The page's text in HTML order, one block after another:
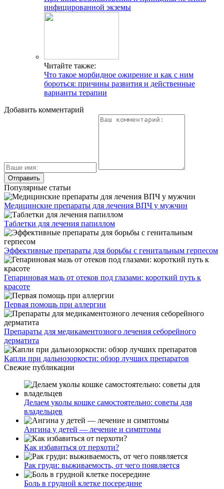
инфицированной экземы
Читайте также:
Что такое морбидное ожирение и как с ним
бороться: причины развития и действенные
варианты терапии
Добавить комментарий
Популярные статьи
Медицинские препараты для лечения ВПЧ у мужчин
Таблетки для лечения папиллом
Эффективные препараты для борьбы с генитальным герпесом
Гепариновая мазь от отеков под глазами: короткий путь к
красоте
Первая помощь при аллергии
Препараты для медикаментозного лечения себорейного
дерматита
Капли при дальнозоркости: обзор лучших препаратов
Свежие публикации
Делаем уколы кошке самостоятельно: советы для
владельцев
Ангина у детей — лечение и симптомы
Как избавиться от перхоти?
Рак груди: выживаемость, от чего появляется
Боль в грудной клетке посередине